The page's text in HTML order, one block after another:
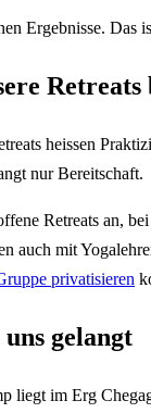
Ergebnisse. Das
Retreats
heissen
nur Bereitschaft.
Retreats an,
auch mit
privatisieren
gelangt
liegt im Erg